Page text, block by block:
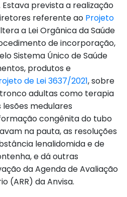
prevista a realização
referente ao Projeto
a Lei Orgânica da Saúde
de incorporação,
Sistema Único de Saúde
produtos e
de Lei 3637/2021, sobre
adultas como terapia
medulares
congênita do tubo
na pauta, as resoluções
lenalidomida e de
e dá outras
da Agenda de Avaliação
(ARR) da Anvisa.